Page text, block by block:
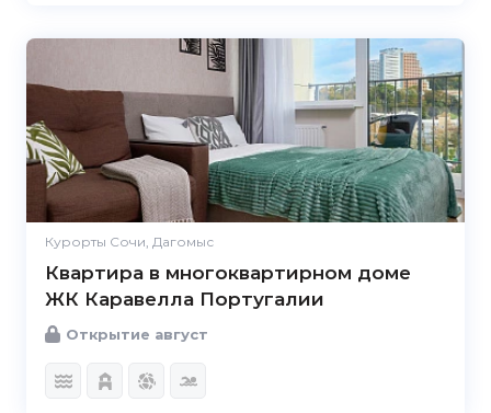
Курорты Сочи, Дагомыс
Квартира в многоквартирном доме
ЖК Каравелла Португалии
Открытие август